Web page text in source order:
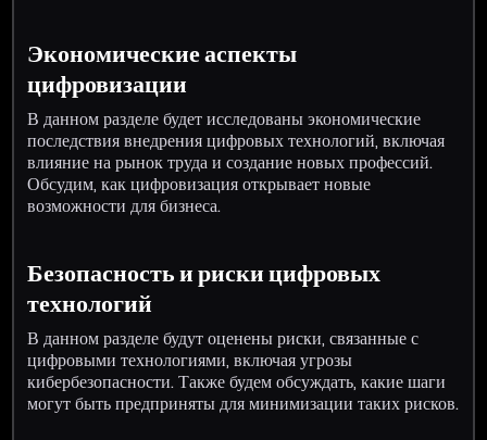
Экономические аспекты
цифровизации
В данном разделе будет исследованы экономические
последствия внедрения цифровых технологий, включая
влияние на рынок труда и создание новых профессий.
Обсудим, как цифровизация открывает новые
возможности для бизнеса.
Безопасность и риски цифровых
технологий
В данном разделе будут оценены риски, связанные с
цифровыми технологиями, включая угрозы
кибербезопасности. Также будем обсуждать, какие шаги
могут быть предприняты для минимизации таких рисков.